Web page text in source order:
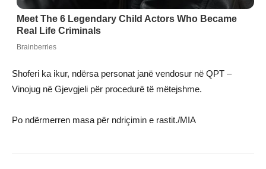
Shoferi ka ikur, ndërsa personat janë vendosur në QPT –
Vinojug në Gjevgjeli për procedurë të mëtejshme.
Po ndërmerren masa për ndriçimin e rastit./MIA